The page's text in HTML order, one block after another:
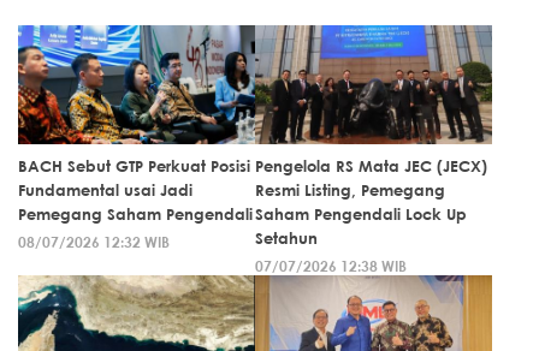
BACH Sebut GTP Perkuat Posisi
Fundamental usai Jadi
Pemegang Saham Pengendali
08/07/2026 12:32 WIB
Pengelola RS Mata JEC (JECX)
Resmi Listing, Pemegang
Saham Pengendali Lock Up
Setahun
07/07/2026 12:38 WIB